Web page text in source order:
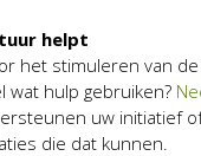
helpt
het stimuleren van
wat hulp gebruiken?
uw initiatief
die dat kunnen.